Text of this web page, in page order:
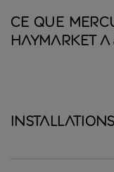
Ce que
Haymarket
Installations